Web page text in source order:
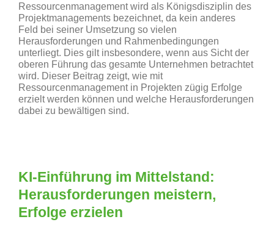
Ressourcenmanagement wird als Königsdisziplin des
Projektmanagements bezeichnet, da kein anderes
Feld bei seiner Umsetzung so vielen
Herausforderungen und Rahmenbedingungen
unterliegt. Dies gilt insbesondere, wenn aus Sicht der
oberen Führung das gesamte Unternehmen betrachtet
wird. Dieser Beitrag zeigt, wie mit
Ressourcenmanagement in Projekten zügig Erfolge
erzielt werden können und welche Herausforderungen
dabei zu bewältigen sind.
KI-Einführung im Mittelstand:
Herausforderungen meistern,
Erfolge erzielen